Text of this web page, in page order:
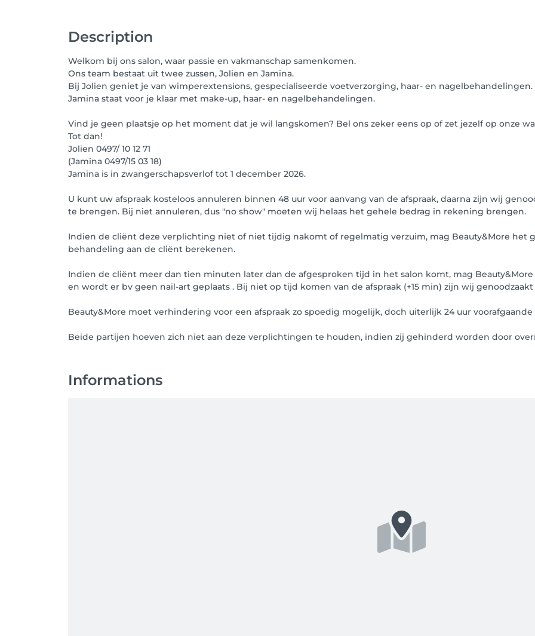
Description
Welkom bij ons salon, waar passie en vakmanschap samenkomen.
Ons team bestaat uit twee zussen, Jolien en Jamina.
Bij Jolien geniet je van wimperextensions, gespecialiseerde voetverzorging, haar- en nagelbehandelingen.
Jamina staat voor je klaar met make-up, haar- en nagelbehandelingen.
Vind je geen plaatsje op het moment dat je wil langskomen? Bel ons zeker eens op of zet jezelf op onze
Tot dan!
Jolien 0497/ 10 12 71
(Jamina 0497/15 03 18)
Jamina is in zwangerschapsverlof tot 1 december 2026.
U kunt uw afspraak kosteloos annuleren binnen 48 uur voor aanvang van de afspraak, daarna zijn wij
te brengen. Bij niet annuleren, dus "no show" moeten wij helaas het gehele bedrag in rekening brengen.
Indien de cliënt deze verplichting niet of niet tijdig nakomt of regelmatig verzuim, mag Beauty&More het
behandeling aan de cliënt berekenen.
Indien de cliënt meer dan tien minuten later dan de afgesproken tijd in het salon komt, mag
en wordt er bv geen nail-art geplaats . Bij niet op tijd komen van de afspraak (+15 min) zijn wij genoodzaakt
Beauty&More moet verhindering voor een afspraak zo spoedig mogelijk, doch uiterlijk 24 uur
Beide partijen hoeven zich niet aan deze verplichtingen te houden, indien zij gehinderd worden door
Informations